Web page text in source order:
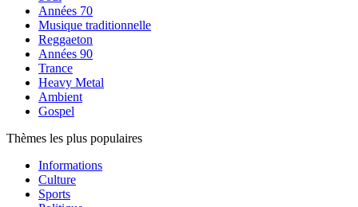
Années 70
Musique traditionnelle
Reggaeton
Années 90
Trance
Heavy Metal
Ambient
Gospel
Thèmes les plus populaires
Informations
Culture
Sports